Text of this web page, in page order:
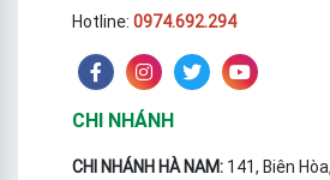
Hotline: 0974.692.294
CHI NHÁNH
CHI NHÁNH HÀ NAM: 141, Biên